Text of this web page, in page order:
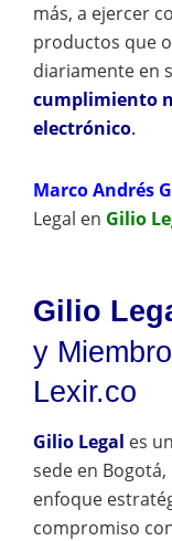
más, a ejercer
productos que
diariamente en
cumplimiento
electrónico.
Marco Andrés
Legal en Gilio
Gilio
y
Lexir.co
Gilio Legal es
sede en
enfoque
compromiso